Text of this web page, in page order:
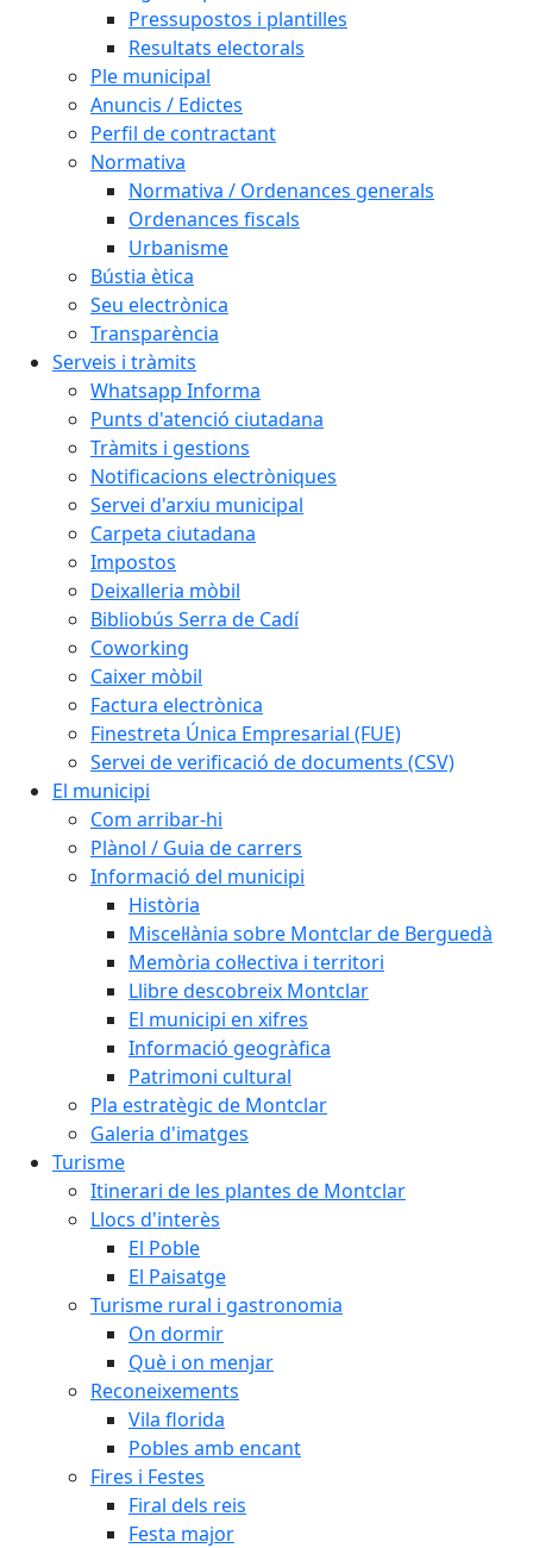
Pressupostos i plantilles
Resultats electorals
Ple municipal
Anuncis / Edictes
Perfil de contractant
Normativa
Normativa / Ordenances generals
Ordenances fiscals
Urbanisme
Bústia ètica
Seu electrònica
Transparència
Serveis i tràmits
Whatsapp Informa
Punts d'atenció ciutadana
Tràmits i gestions
Notificacions electròniques
Servei d'arxiu municipal
Carpeta ciutadana
Impostos
Deixalleria mòbil
Bibliobús Serra de Cadí
Coworking
Caixer mòbil
Factura electrònica
Finestreta Única Empresarial (FUE)
Servei de verificació de documents (CSV)
El municipi
Com arribar-hi
Plànol / Guia de carrers
Informació del municipi
Història
Miscel·lània sobre Montclar de Berguedà
Memòria col·lectiva i territori
Llibre descobreix Montclar
El municipi en xifres
Informació geogràfica
Patrimoni cultural
Pla estratègic de Montclar
Galeria d'imatges
Turisme
Itinerari de les plantes de Montclar
Llocs d'interès
El Poble
El Paisatge
Turisme rural i gastronomia
On dormir
Què i on menjar
Reconeixements
Vila florida
Pobles amb encant
Fires i Festes
Firal dels reis
Festa major